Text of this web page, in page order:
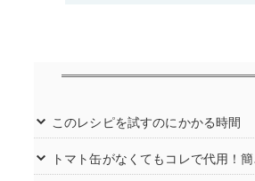
このレシピを試すのにかかる時間
トマト缶がなくてもコレで代用！